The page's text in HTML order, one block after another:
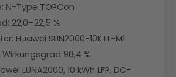
N-Type TOPCon
22,0–22,5 %
Huawei SUN2000-10KTL-M1
Wirkungsgrad 98,4 %
LUNA2000, 10 kWh LFP, DC-